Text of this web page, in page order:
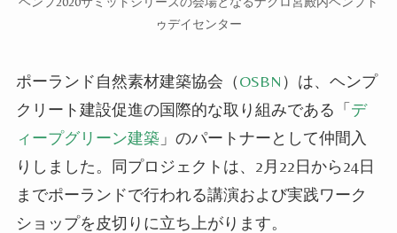
ゥデイセンター
ポーランド自然素材建築協会（OSBN ）は、ヘンプ
クリート建設促進の国際的な取り組みである「デ
ィープグリーン建築 」のパートナーとして仲間入
りし ました。同プロジェクトは、2月22日から24日
までポーランドで行われる講演および実践ワーク
ショップを皮切りに立ち上がります。